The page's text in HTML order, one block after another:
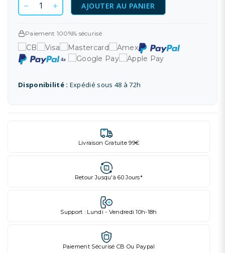
AJOUTER AU PANIER
Paiement 100%% sécurisé
Disponibilité : Expédié sous 48 à 72h
Livraison Gratuite 99€
Retour Jusqu'à 60 Jours*
Support : Lundi - Vendredi 10h-18h
Paiement Sécurisé CB Ou Paypal